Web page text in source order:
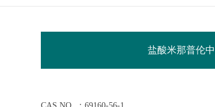
盐酸米那普伦